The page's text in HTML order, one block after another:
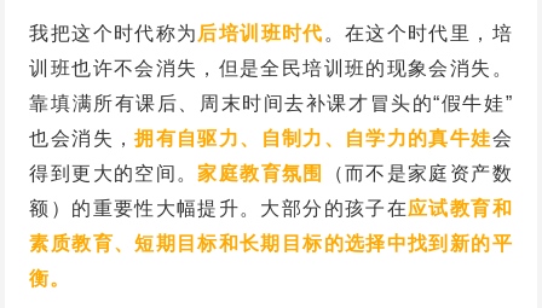
我把这个时代称为后培训班时代。在这个时代里，培
训班也许不会消失，但是全民培训班的现象会消失。
靠填满所有课后、周末时间去补课才冒头的“假牛娃”
也会消失，拥有自驱力、自制力、自学力的真牛娃会
得到更大的空间。家庭教育氛围
（而不是家庭资产数
额）的重要性大幅提升。大部分的孩子在应试教育和
素质教育、短期目标和长期目标的选择中找到新的平
衡。